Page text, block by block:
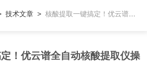
技术文章 >核酸提取一键搞定！优云谱全自动核酸提取仪操作解析【2026年品牌推荐】
！优云谱全自动核酸提取仪操